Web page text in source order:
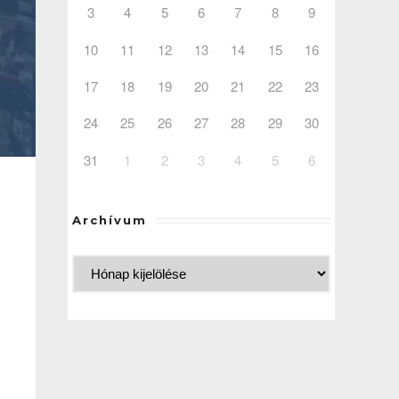
3
4 5 6 7 8
9
10
11 12 13 14 15
16
17
18 19 20 21 22
23
24
25 26 27 28 29
30
31
1 2 3 4 5 6
Archívum